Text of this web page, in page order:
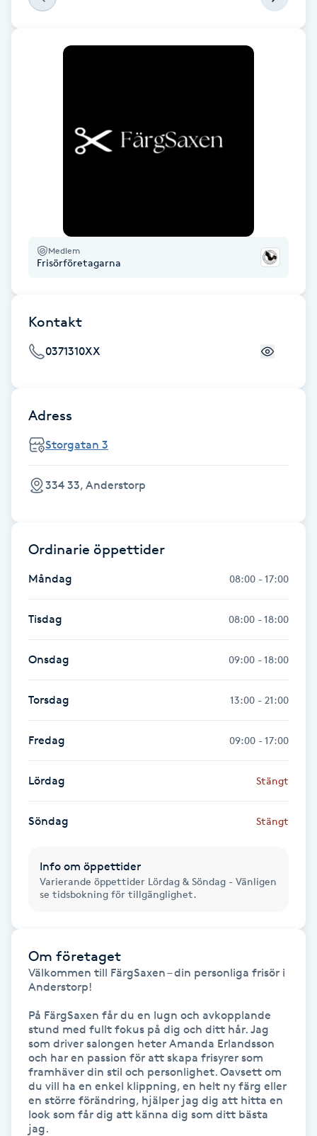
Föning
Gravidmassage
Gravidyoga
Gua Sha-massage
Headspa
Healing
Herrklippning
Hollywood Peel
Hot Stone Massage
Hot yoga
Hudföryngring
Huduppstramning
Hudvård
Hyperhidros
Hypnos
Hårborttagning
Hårförlängning
Hårvård
Hälsa
Medlem
Frisörföretagarna
Kontakt
0371310XX
Adress
Storgatan 3
334 33, Anderstorp
Ordinarie öppettider
Måndag 08:00 - 17:00
Tisdag 08:00 - 18:00
Onsdag 09:00 - 18:00
Torsdag 13:00 - 21:00
Fredag 09:00 - 17:00
Lördag Stängt
Söndag Stängt
Info om öppettider
Varierande öppettider Lördag & Söndag - Vänligen
se tidsbokning för tillgänglighet.
Om företaget
Välkommen till FärgSaxen – din personliga frisör i
Anderstorp!
På FärgSaxen får du en lugn och avkopplande
stund med fullt fokus på dig och ditt hår. Jag
som driver salongen heter Amanda Erlandsson
och har en passion för att skapa frisyrer som
framhäver din stil och personlighet. Oavsett om
du vill ha en enkel klippning, en helt ny färg eller
en större förändring, hjälper jag dig att hitta en
look som får dig att känna dig som ditt bästa
jag.